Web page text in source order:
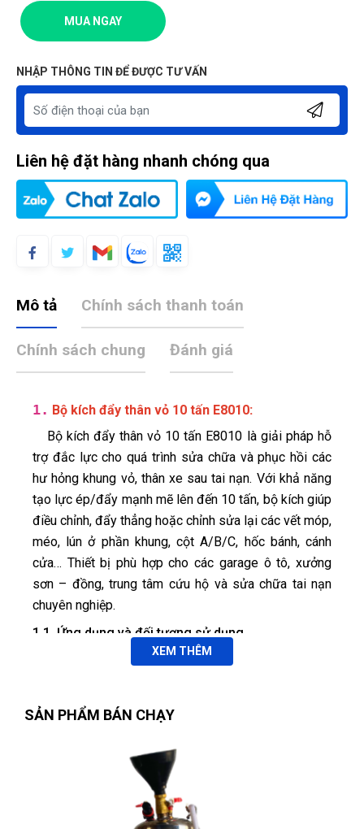
MUA NGAY
NHẬP THÔNG TIN ĐỂ ĐƯỢC TƯ VẤN
Liên hệ đặt hàng nhanh chóng qua
Mô tả Chính sách thanh toán
Chính sách chung Đánh giá
1. Bộ kích đẩy thân vỏ 10 tấn E8010:
Bộ kích đẩy thân vỏ 10 tấn E8010 là giải pháp hỗ
trợ đắc lực cho quá trình sửa chữa và phục hồi các
hư hỏng khung vỏ, thân xe sau tai nạn. Với khả năng
tạo lực ép/đẩy mạnh mẽ lên đến 10 tấn, bộ kích giúp
điều chỉnh, đẩy thẳng hoặc chỉnh sửa lại các vết móp,
méo, lún ở phần khung, cột A/B/C, hốc bánh, cánh
cửa… Thiết bị phù hợp cho các garage ô tô, xưởng
sơn – đồng, trung tâm cứu hộ và sửa chữa tai nạn
chuyên nghiệp.
1.1. Ứng dụng và đối tượng sử dụng
(Body Shop): Ép thẳng cột B/C, vòm bánh,
Trung tâm cứu hộ & sửa chữa (Collision
Repair Center): Hỗ trợ kéo – đẩy mạnh mẽ
khi cứu hộ và phục hồi xe bị va đập nặng; kết
XEM THÊM
SẢN PHẨM BÁN CHẠY
(Đánh giá 1 năm trước)
hơi bị xịn xò. khách trung thành luôn